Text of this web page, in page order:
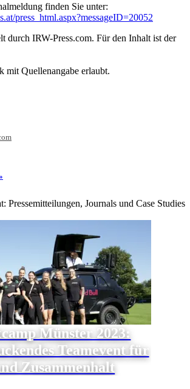
finden Sie unter:
press_html.aspx?messageID=20052
durch IRW-Press.com. Für den Inhalt ist der
mit Quellenangabe erlaubt.
Pressemitteilungen, Journals und Case Studies
Münster 2023:
Teamevent für
Zusammenhalt